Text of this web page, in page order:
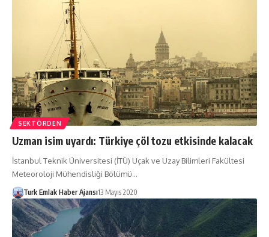
SEKTÖRDEN
Uzman isim uyardı: Türkiye çöl tozu etkisinde kalacak
İstanbul Teknik Üniversitesi (İTÜ) Uçak ve Uzay Bilimleri Fakültesi
Meteoroloji Mühendisliği Bölümü…
Turk Emlak Haber Ajansı13 Mayıs 2020